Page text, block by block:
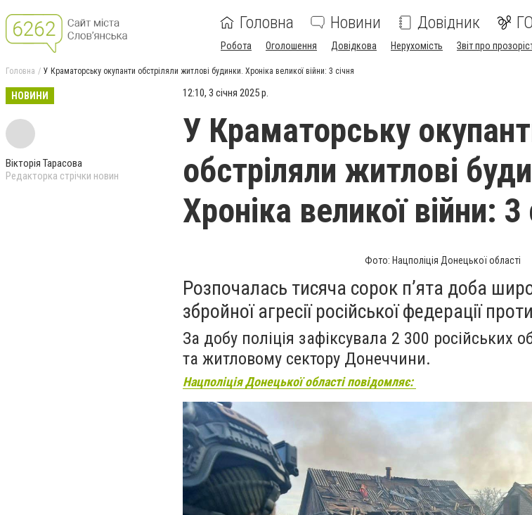
Головна Новини Довідник
Робота Оголошення Довідкова Нерухомість Звіт про
Головна У Краматорську окупанти обстріляли житлові будинки. Хроніка великої війни: 3 січня
НОВИНИ
Вікторія Тарасова
Редакторка стрічки новин
12:10, 3 січня 2025 р.
У Краматорську
обстріляли житлові
Хроніка великої війни: 3
Фото: Нацполіція Донецької області
Розпочалась тисяча сорок п’ята доба
збройної агресії російської федерації
За добу поліція зафіксувала 2 300 російських
та житловому сектору Донеччини.
Нацполіція Донецької області повідомляє: